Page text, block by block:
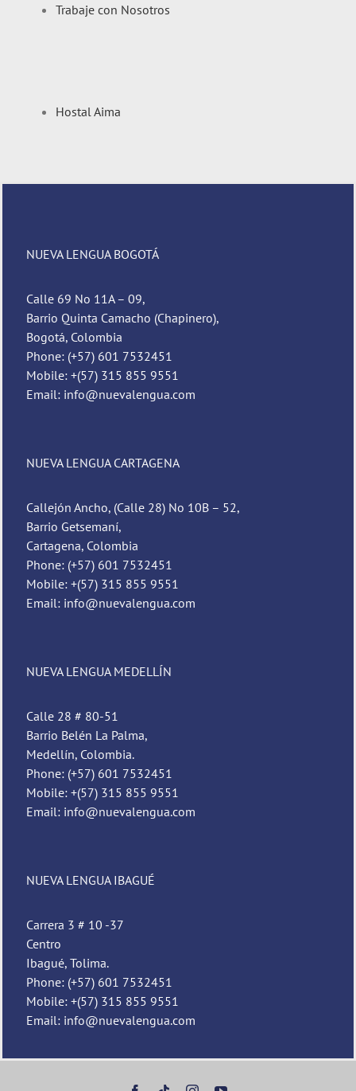
Trabaje con Nosotros
Hostal Aima
NUEVA LENGUA BOGOTÁ
Calle 69 No 11A – 09,
Barrio Quinta Camacho (Chapinero),
Bogotá, Colombia
Phone: (+57) 601 7532451
Mobile: +(57) 315 855 9551
Email: info@nuevalengua.com
NUEVA LENGUA CARTAGENA
Callejón Ancho, (Calle 28) No 10B – 52,
Barrio Getsemaní,
Cartagena, Colombia
Phone: (+57) 601 7532451
Mobile: +(57) 315 855 9551
Email: info@nuevalengua.com
NUEVA LENGUA MEDELLÍN
Calle 28 # 80-51
Barrio Belén La Palma,
Medellín, Colombia.
Phone: (+57) 601 7532451
Mobile: +(57) 315 855 9551
Email: info@nuevalengua.com
NUEVA LENGUA IBAGUÉ
Carrera 3 # 10 -37
Centro
Ibagué, Tolima.
Phone: (+57) 601 7532451
Mobile: +(57) 315 855 9551
Email: info@nuevalengua.com